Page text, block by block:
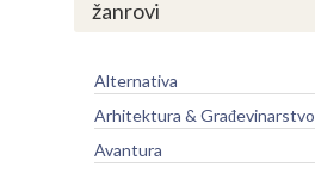
žanrovi
Alternativa
Arhitektura & Građevinarstvo
Avantura